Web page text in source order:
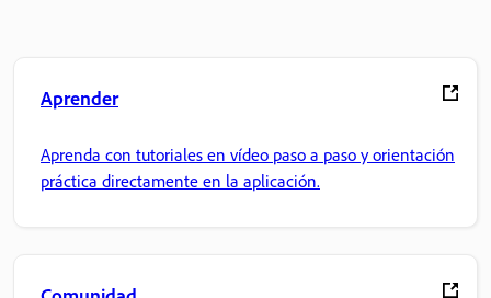
Aprender
Aprenda con tutoriales en vídeo paso a paso y orientación
práctica directamente en la aplicación.